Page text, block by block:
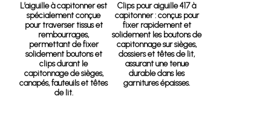
L’aiguille à capitonner est
spécialement conçue
pour traverser tissus et
rembourrages,
permettant de fixer
solidement boutons et
clips durant le
capitonnage de sièges,
canapés, fauteuils et têtes
de lit.
Clips pour aiguille 417 à
capitonner: conçus pour
fixer rapidement et
solidement les boutons de
capitonnage sur sièges,
dossiers et têtes de lit,
assurant une tenue
durable dans les
garnitures épaisses.